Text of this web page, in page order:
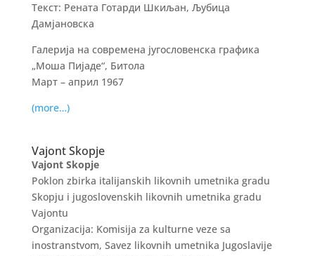
Текст: Рената Готарди Шкиљан, Љубица
Дамјановска
Галерија на современа југословенска графика
„Моша Пијаде“, Битола
Март – април 1967
(more…)
Vajont Skopje
Vajont Skopje
Poklon zbirka italijanskih likovnih umetnika gradu
Skopju i jugoslovenskih likovnih umetnika gradu
Vajontu
Organizacija: Komisija za kulturne veze sa
inostranstvom, Savez likovnih umetnika Jugoslavije